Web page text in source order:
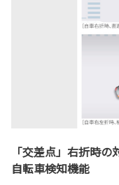
「交差点」右折時
自転車検知機能